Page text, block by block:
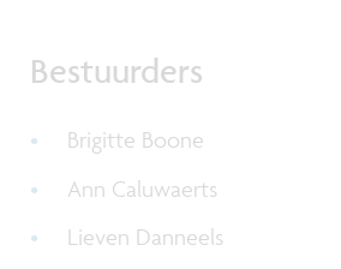
Bestuurders
Brigitte Boone
Ann Caluwaerts
Lieven Danneels